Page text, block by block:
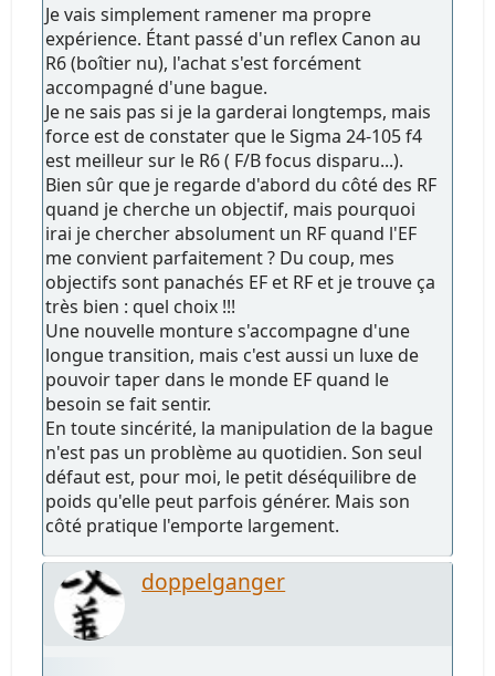
Je vais simplement ramener ma propre
expérience. Étant passé d'un reflex Canon au
R6 (boîtier nu), l'achat s'est forcément
accompagné d'une bague.
Je ne sais pas si je la garderai longtemps, mais
force est de constater que le Sigma 24-105 f4
est meilleur sur le R6 ( F/B focus disparu...).
Bien sûr que je regarde d'abord du côté des RF
quand je cherche un objectif, mais pourquoi
irai je chercher absolument un RF quand l'EF
me convient parfaitement ? Du coup, mes
objectifs sont panachés EF et RF et je trouve ça
très bien : quel choix !!!
Une nouvelle monture s'accompagne d'une
longue transition, mais c'est aussi un luxe de
pouvoir taper dans le monde EF quand le
besoin se fait sentir.
En toute sincérité, la manipulation de la bague
n'est pas un problème au quotidien. Son seul
défaut est, pour moi, le petit déséquilibre de
poids qu'elle peut parfois générer. Mais son
côté pratique l'emporte largement.
doppelganger